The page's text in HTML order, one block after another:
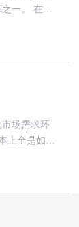
。 在互
场需求环
上全是如出